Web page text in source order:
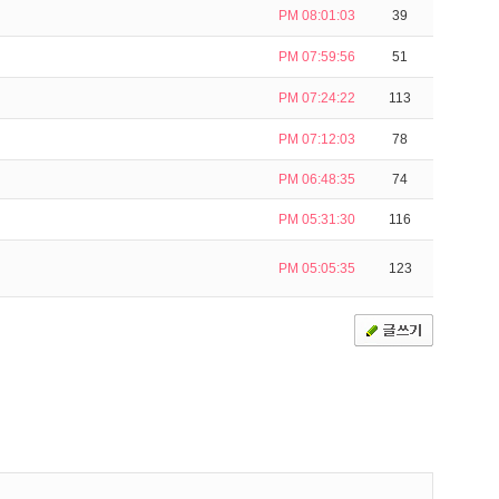
PM 08:01:03 39
PM 07:59:56 51
PM 07:24:22 113
PM 07:12:03 78
PM 06:48:35 74
PM 05:31:30 116
PM 05:05:35 123